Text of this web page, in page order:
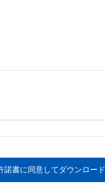
諾書に同意してダウンロード